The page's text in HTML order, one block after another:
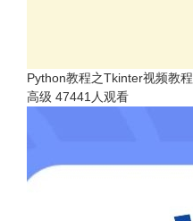
Python教程之Tkinter视频教程
高级 47441人观看